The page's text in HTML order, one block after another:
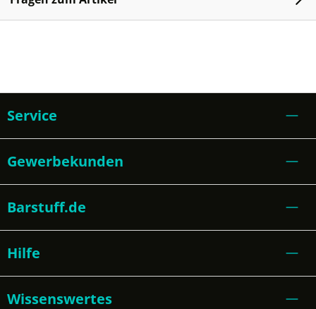
Service
Gewerbekunden
Barstuff.de
Hilfe
Wissenswertes